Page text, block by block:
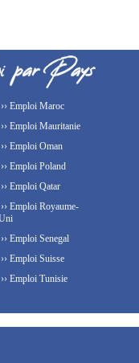
›› Emploi Maroc
›› Emploi Mauritanie
›› Emploi Oman
›› Emploi Poland
›› Emploi Qatar
›› Emploi Royaume-
›› Emploi Senegal
›› Emploi Suisse
›› Emploi Tunisie